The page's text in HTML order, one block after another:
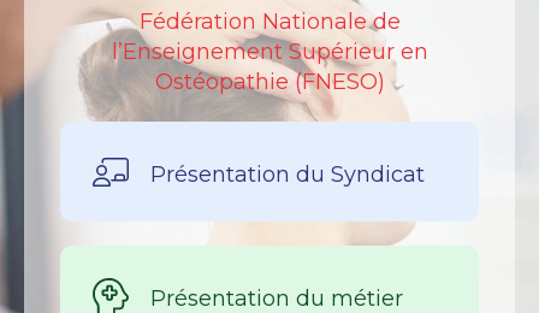
Fédération Nationale de
l’Enseignement Supérieur en
Ostéopathie (FNESO)
Présentation du Syndicat
Présentation du métier